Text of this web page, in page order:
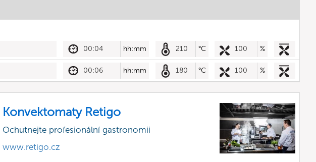
00:04 hh:mm 210 °C 100 %
00:06 hh:mm 180 °C 100 %
Konvektomaty Retigo
Ochutnejte profesionální gastronomii
www.retigo.cz